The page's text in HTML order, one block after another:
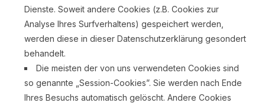
Dienste. Soweit andere Cookies (z.B. Cookies zur
Analyse Ihres Surfverhaltens) gespeichert werden,
werden diese in dieser Datenschutzerklärung gesondert
behandelt.
Die meisten der von uns verwendeten Cookies sind
so genannte „Session-Cookies”. Sie werden nach Ende
Ihres Besuchs automatisch gelöscht. Andere Cookies